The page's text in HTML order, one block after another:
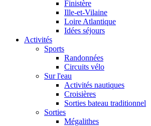
Finistère
Ille-et-Vilaine
Loire Atlantique
Idées séjours
Activités
Sports
Randonnées
Circuits vélo
Sur l'eau
Activités nautiques
Croisières
Sorties bateau traditionnel
Sorties
Mégalithes